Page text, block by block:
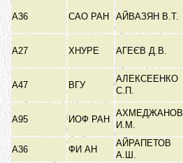
А36 САО РАН АЙВАЗЯН В.Т.
А27 ХНУРЕ АГЕЄВ Д.В.
А47 ВГУ
АЛЕКСЕЕНКО
С.П.
А95 ИОФ РАН
АХМЕДЖАНОВ
И.М.
А36
ФИ АН
АЙРАПЕТОВ
А.Ш.